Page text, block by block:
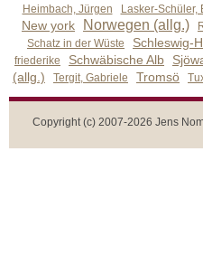
Heimbach, Jürgen
Lasker-Schüler,
New york
Norwegen (allg.)
Schatz in der Wüste
Schleswig-
friederike Schwäbische Alb
(allg.) Tergit, Gabriele Tromsö
Copyright (c) 2007-2026 Jens